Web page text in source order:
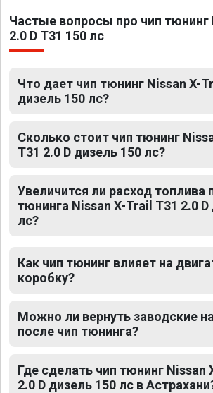
Частые вопросы про чип тюнинг
2.0 D T31 150 лс
Что дает чип тюнинг Nissan X-
дизель 150 лс?
Сколько стоит чип тюнинг
T31 2.0 D дизель 150 лс?
Увеличится ли расход топлива
тюнинга Nissan X-Trail T31 2.0 D
лс?
Как чип тюнинг влияет на
коробку?
Можно ли вернуть заводские
после чип тюнинга?
Где сделать чип тюнинг Nissan
2.0 D дизель 150 лс в